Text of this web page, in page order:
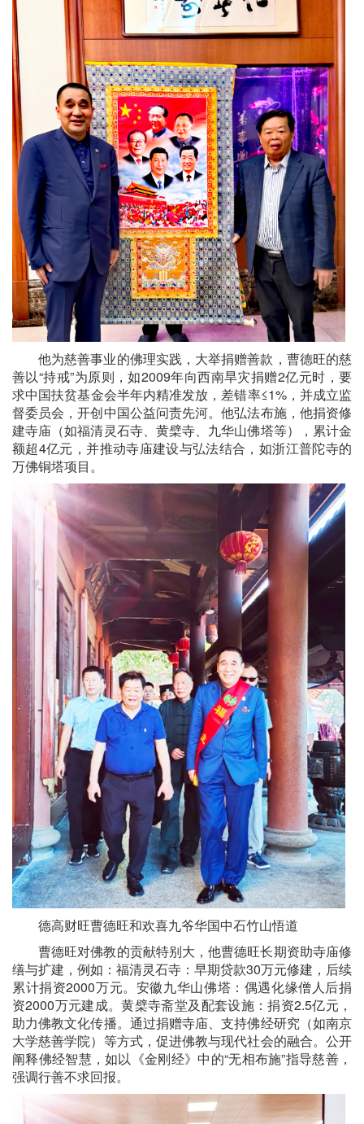
他为慈善事业的佛理实践，大举捐赠善款，曹德旺的慈
善以“持戒”为原则，如2009年向西南旱灾捐赠2亿元时，要
求中国扶贫基金会半年内精准发放，差错率≤1%，并成立监
督委员会，开创中国公益问责先河。他弘法布施，他捐资修
建寺庙（如福清灵石寺、黄檗寺、九华山佛塔等），累计金
额超4亿元，并推动寺庙建设与弘法结合，如浙江普陀寺的
万佛铜塔项目。
德高财旺曹德旺和欢喜九爷华国中石竹山悟道
曹德旺对佛教的贡献特别大，他曹德旺长期资助寺庙修
缮与扩建，例如：福清灵石寺：早期贷款30万元修建，后续
累计捐资2000万元。安徽九华山佛塔：偶遇化缘僧人后捐
资2000万元建成。黄檗寺斋堂及配套设施：捐资2.5亿元，
助力佛教文化传播。通过捐赠寺庙、支持佛经研究（如南京
大学慈善学院）等方式，促进佛教与现代社会的融合。公开
阐释佛经智慧，如以《金刚经》中的“无相布施”指导慈善，
强调行善不求回报。